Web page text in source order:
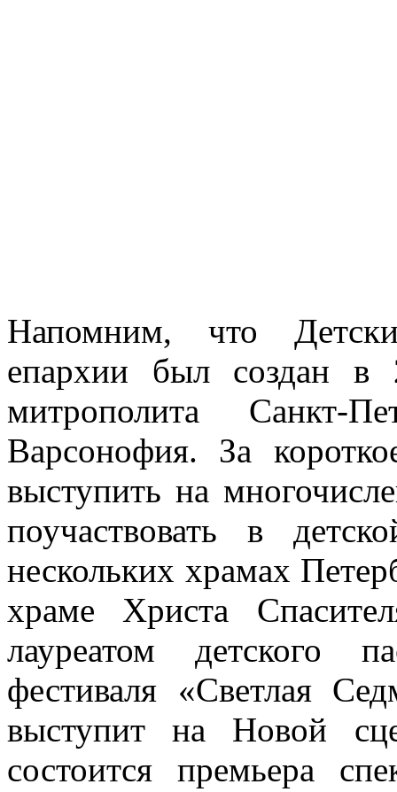
Напомним, что
епархии был создан в
митрополита Санкт-
Варсонофия. За
выступить на
поучаствовать в
нескольких храмах
храме Христа
лауреатом детского
фестиваля «Светлая
выступит на Новой
состоится премьера